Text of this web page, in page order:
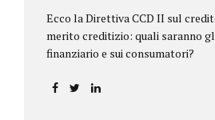
Ecco la Direttiva CCD II sul credito al consumo e
merito creditizio: quali saranno
finanziario e sui consumatori?